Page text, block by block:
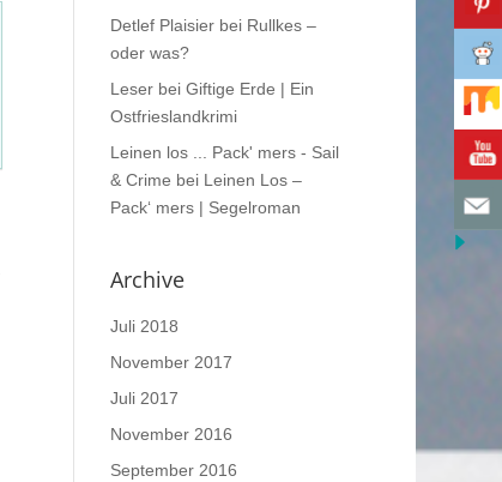
Detlef Plaisierbei Rullkes –
oder was?
Leserbei Giftige Erde | Ein
Ostfrieslandkrimi
Leinen los ... Pack' mers - Sail
& Crime bei Leinen Los –
Pack‘ mers | Segelroman
Archive
Juli 2018
November 2017
Juli 2017
November 2016
September 2016